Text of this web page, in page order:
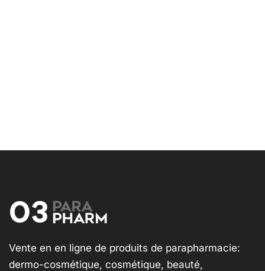
Vente en en ligne de produits de parapharmacie:
dermo-cosmétique, cosmétique, beauté,